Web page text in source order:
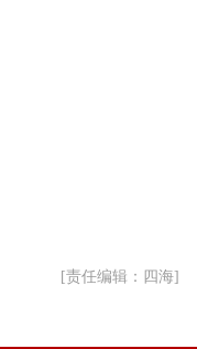
[责任编辑：四海]